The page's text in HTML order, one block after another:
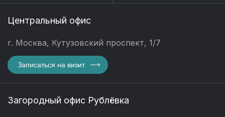
Центральный офис
г. Москва, Кутузовский проспект, 1/7
Записаться на визит
Загородный офис Рублёвка